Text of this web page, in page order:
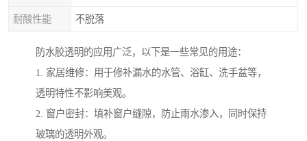
耐酸性能 不脱落
防水胶透明的应用广泛，以下是一些常见的用途：
1. 家居维修：用于修补漏水的水管、浴缸、洗手盆等，
透明特性不影响美观。
2. 窗户密封：填补窗户缝隙，防止雨水渗入，同时保持
玻璃的透明外观。